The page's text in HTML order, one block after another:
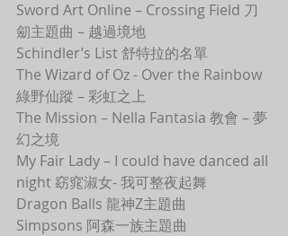
Sword Art Online – Crossing Field 刀
劎主題曲 – 越過境地
Schindler’s List 舒特拉的名單
The Wizard of Oz - Over the Rainbow
綠野仙蹤 – 彩虹之上
The Mission – Nella Fantasia 教會 – 夢
幻之境
My Fair Lady – I could have danced all
night 窈窕淑女- 我可整夜起舞
Dragon Balls 龍神Z主題曲
Simpsons 阿森一族主題曲